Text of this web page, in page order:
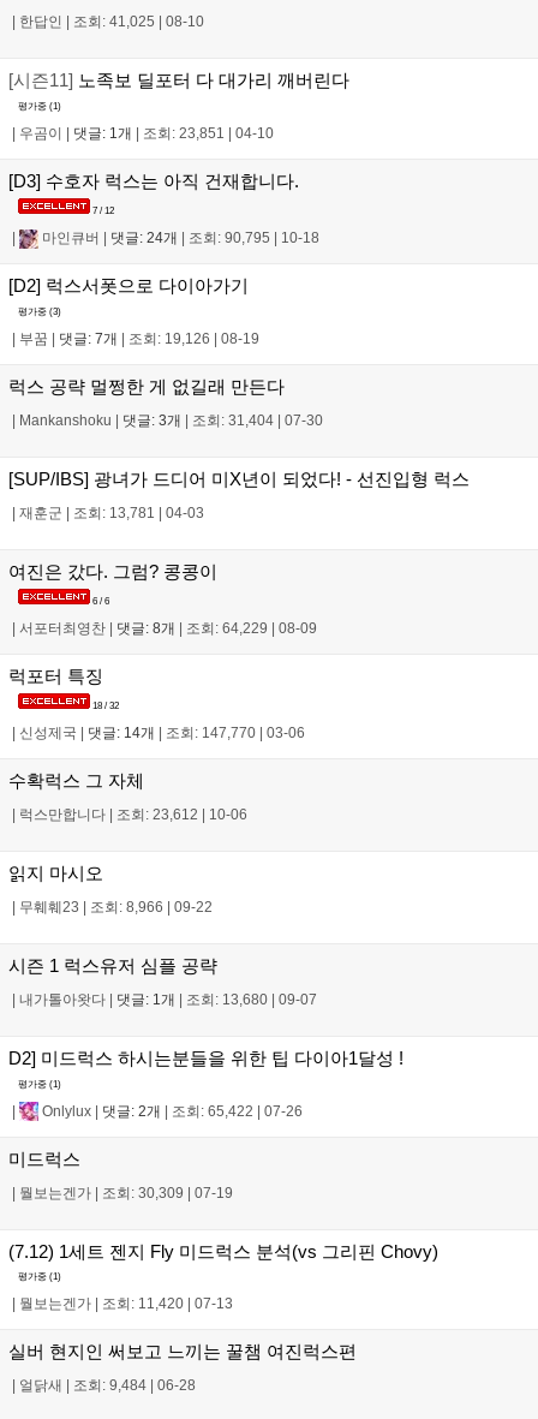
한답인 조회: 41,025 08-10
[시즌11] 노족보 딜포터 다 대가리 깨버린다
평가중 (1)
| 우곰이 | 댓글: 1개 | 조회: 23,851 | 04-10
[D3] 수호자 럭스는 아직 건재합니다.
7 / 12
마인큐버 댓글: 24개 조회: 90,795 10-18
[D2] 럭스서폿으로 다이아가기
평가중 (3)
| 부꿈 | 댓글: 7개 | 조회: 19,126 | 08-19
럭스 공략 멀쩡한 게 없길래 만든다
| Mankanshoku | 댓글: 3개 | 조회: 31,404 | 07-30
[SUP/IBS] 광녀가 드디어 미X년이 되었다! - 선진입형 럭스
| 재훈군 | 조회: 13,781 | 04-03
여진은 갔다. 그럼? 콩콩이
6 / 6
| 서포터최영찬 | 댓글: 8개 | 조회: 64,229 | 08-09
럭포터 특징
18 / 32
신성제국 댓글: 14개 조회: 147,770 03-06
수확럭스 그 자체
럭스만합니다 조회: 23,612 10-06
읽지 마시오
무훼훼23 조회: 8,966 09-22
시즌 1 럭스유저 심플 공략
내가톨아왓다 댓글: 1개 조회: 13,680 09-07
D2] 미드럭스 하시는분들을 위한 팁 다이아1달성 !
평가중 (1)
| Onlylux | 댓글: 2개 | 조회: 65,422 | 07-26
미드럭스
| 뭘보는겐가 | 조회: 30,309 | 07-19
(7.12) 1세트 젠지 Fly 미드럭스 분석(vs 그리핀 Chovy)
평가중 (1)
뭘보는겐가 조회: 11,420 07-13
실버 현지인 써보고 느끼는 꿀챔 여진럭스편
얼닭새 조회: 9,484 06-28